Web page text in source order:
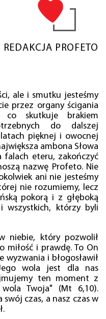
REDAKCJA PROFETO
ale i smutku jesteśmy
przez organy ścigania
co skutkuje brakiem
do dalszej
pięknej i owocnej
ambona Słowa
falach eteru, zakończyć
nazwę Profeto. Nie
ani nie jesteśmy
nie rozumiemy, lecz
pokorą i z głęboką
wszystkich, którzy byli
niebie, który pozwolił
miłość i prawdę. To On
wyzwania i błogosławił
wola jest dla nas
ten moment z
Twoja" (Mt 6,10).
swój czas, a nasz czas w